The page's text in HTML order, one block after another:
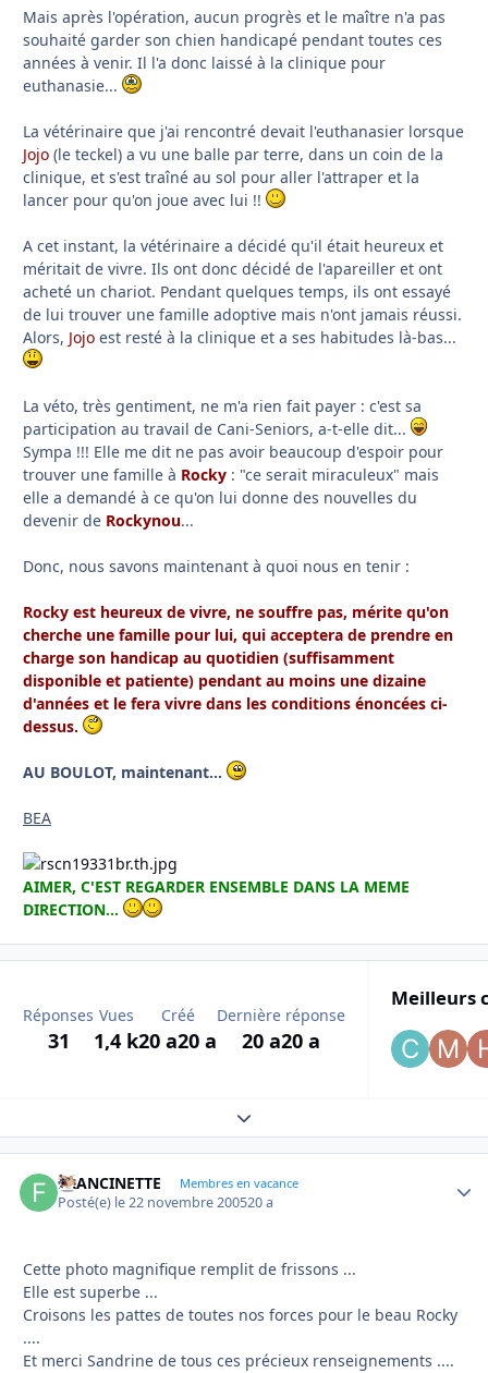
Mais après l'opération, aucun progrès et le maître n'a pas
souhaité garder son chien handicapé pendant toutes ces
années à venir. Il l'a donc laissé à la clinique pour
euthanasie...
La vétérinaire que j'ai rencontré devait l'euthanasier lorsque
Jojo (le teckel) a vu une balle par terre, dans un coin de la
clinique, et s'est traîné au sol pour aller l'attraper et la
lancer pour qu'on joue avec lui !!
A cet instant, la vétérinaire a décidé qu'il était heureux et
méritait de vivre. Ils ont donc décidé de l'apareiller et ont
acheté un chariot. Pendant quelques temps, ils ont essayé
de lui trouver une famille adoptive mais n'ont jamais réussi.
Alors, Jojo est resté à la clinique et a ses habitudes là-bas...
La véto, très gentiment, ne m'a rien fait payer : c'est sa
participation au travail de Cani-Seniors, a-t-elle dit...
Sympa !!! Elle me dit ne pas avoir beaucoup d'espoir pour
trouver une famille à Rocky : "ce serait miraculeux" mais
elle a demandé à ce qu'on lui donne des nouvelles du
devenir de Rockynou...
Donc, nous savons maintenant à quoi nous en tenir :
Rocky est heureux de vivre, ne souffre pas, mérite qu'on
cherche une famille pour lui, qui acceptera de prendre en
charge son handicap au quotidien (suffisamment
disponible et patiente) pendant au moins une dizaine
d'années et le fera vivre dans les conditions énoncées ci-
dessus.
AU BOULOT, maintenant...
BEA
AIMER, C'EST REGARDER ENSEMBLE DANS LA MEME
DIRECTION...
Réponses
31
Vues
1,4 k
Créé
20 a20 a
Dernière réponse
20 a20 a
Meilleurs
Expand topic overview
FRANCINETTE Membres en vacance
Posté(e) le 22 novembre 200520 a
Cette photo magnifique remplit de frissons ...
Elle est superbe ...
Croisons les pattes de toutes nos forces pour le beau Rocky
....
Et merci Sandrine de tous ces précieux renseignements ....